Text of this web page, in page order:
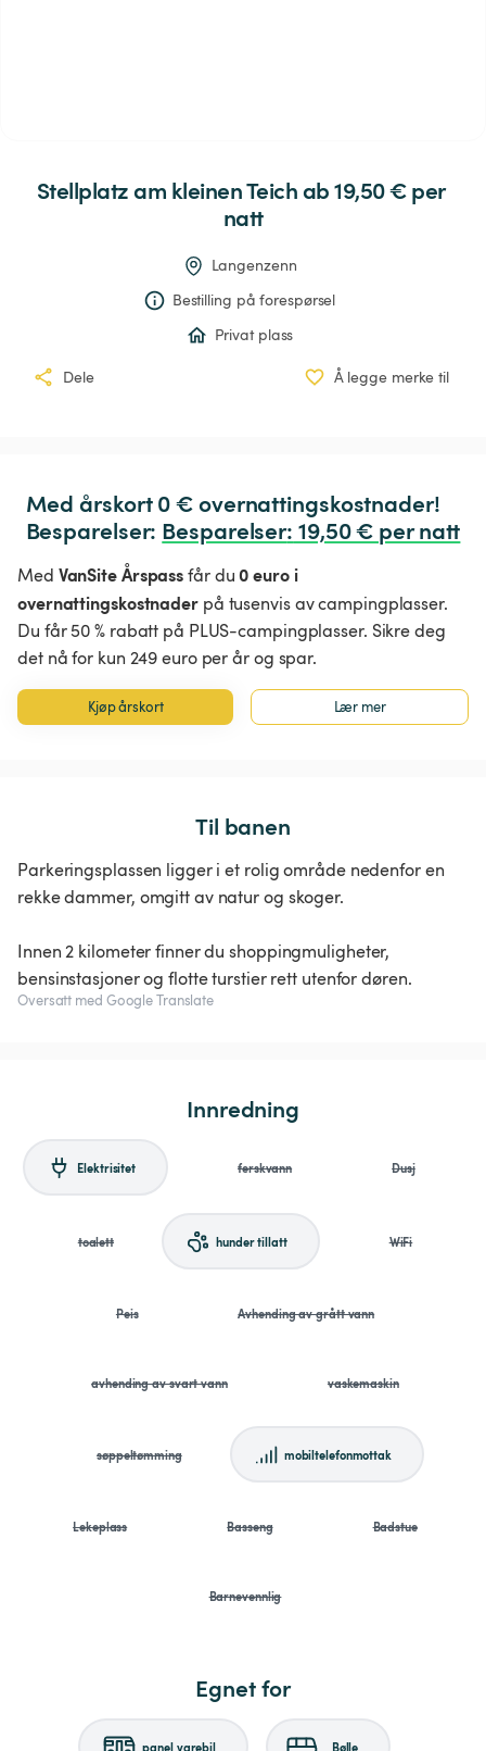
Stellplatzam kleinenTeich ab 19,50 € per
natt
Langenzenn
Bestilling på forespørsel
Privat plass
Dele Å legge merke til
Med årskort 0 € overnattingskostnader!
Besparelser: Besparelser: 19,50 € per natt
Med VanSite Årspassfår du0 euro i
overnattingskostnaderpå tusenvis av campingplasser.
Du får 50 % rabatt på PLUS-campingplasser. Sikre deg
det nå for kun 249 euro per år og spar.
Kjøp årskort Lær mer
Til banen
Parkeringsplassen ligger i et rolig område nedenfor en
rekke dammer, omgitt av natur og skoger.
Innen 2 kilometer finner du shoppingmuligheter,
bensinstasjoner og flotte turstier rett utenfor døren.
Oversatt med Google Translate
Innredning
Elektrisitet ferskvann Dusj
toalett hunder tillatt WiFi
Peis Avhending av grått vann
avhending av svart vann vaskemaskin
søppeltømming mobiltelefonmottak
Lekeplass Basseng Badstue
Barnevennlig
Egnet for
panel varebil Bølle